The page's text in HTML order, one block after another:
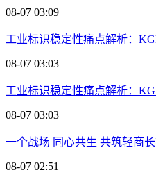
08-07 03:09
工业标识稳定性痛点解析：
08-07 03:03
工业标识稳定性痛点解析：
08-07 03:03
一个战场 同心共生 共筑轻商
08-07 02:51